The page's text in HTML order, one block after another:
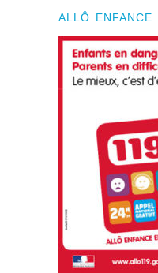
ALLÔ ENFANCE